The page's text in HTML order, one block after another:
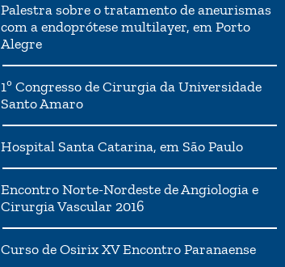
Palestra sobre o tratamento de aneurismas
com a endoprótese multilayer, em Porto
Alegre
1º Congresso de Cirurgia da Universidade
Santo Amaro
Hospital Santa Catarina, em São Paulo
Encontro Norte-Nordeste de Angiologia e
Cirurgia Vascular 2016
Curso de Osirix XV Encontro Paranaense